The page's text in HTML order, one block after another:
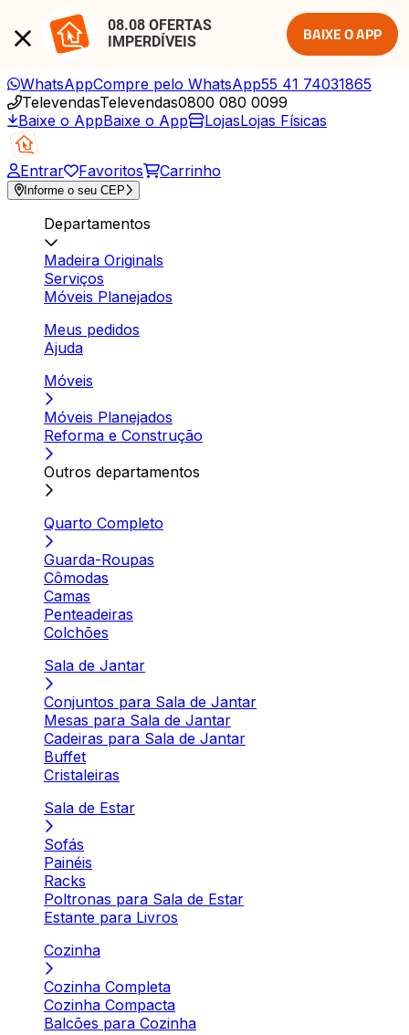
08.08 OFERTAS
IMPERDÍVEIS
BAIXE O APP
WhatsAppCompre pelo WhatsApp55 41 74031865
TelevendasTelevendas0800 080 0099
Baixe o AppBaixe o App LojasLojas Físicas
Entrar Favoritos Carrinho
Informe o seu CEP
Departamentos
Madeira Originals
Serviços
Móveis Planejados
Meus pedidos
Ajuda
Móveis
Móveis Planejados
Reforma e Construção
Outros departamentos
Quarto Completo
Guarda-Roupas
Cômodas
Camas
Penteadeiras
Colchões
Sala de Jantar
Conjuntos para Sala de Jantar
Mesas para Sala de Jantar
Cadeiras para Sala de Jantar
Buffet
Cristaleiras
Sala de Estar
Sofás
Painéis
Racks
Poltronas para Sala de Estar
Estante para Livros
Cozinha
Cozinha Completa
Cozinha Compacta
Balcões para Cozinha